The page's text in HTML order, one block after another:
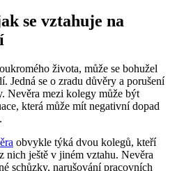
se vztahuje na
života, může se bohužel
Jedná se o zradu důvěry a porušení
Nevěra mezi kolegy může být
která může mít negativní dopad
obvykle týká dvou kolegů, kteří
nich ještě v jiném vztahu. Nevěra
schůzky, narušování pracovních